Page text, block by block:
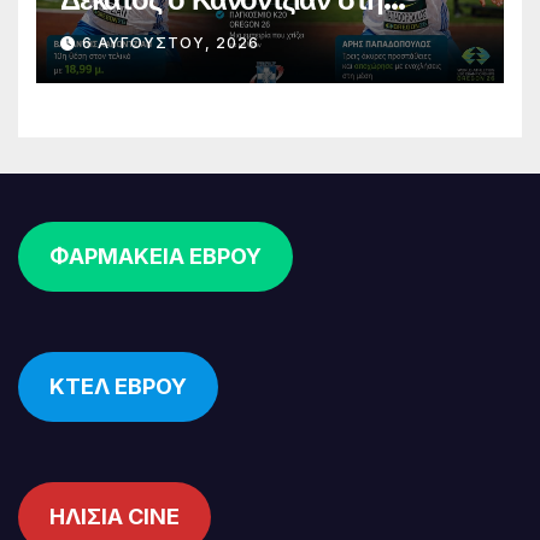
σφαιροβολία – Άτυχος ο
Παπαδόπουλος στον τελικό
6 ΑΥΓΟΎΣΤΟΥ, 2026
ΦΑΡΜΑΚΕΙΑ ΕΒΡΟΥ
ΚΤΕΛ ΕΒΡΟΥ
ΗΛΙΣΙΑ CINE